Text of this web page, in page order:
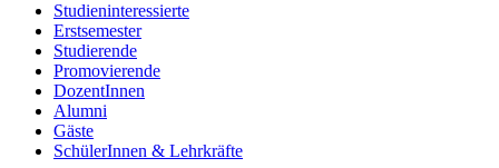
Studieninteressierte
Erstsemester
Studierende
Promovierende
DozentInnen
Alumni
Gäste
SchülerInnen & Lehrkräfte